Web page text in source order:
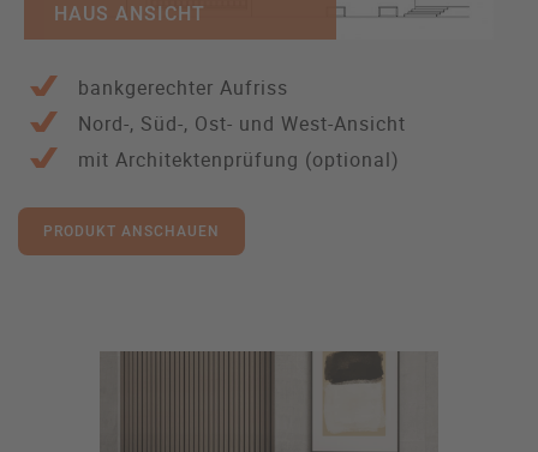
HAUS ANSICHT
bankgerechter Aufriss
Nord-, Süd-, Ost- und West-Ansicht
mit Architektenprüfung (optional)
PRODUKT ANSCHAUEN